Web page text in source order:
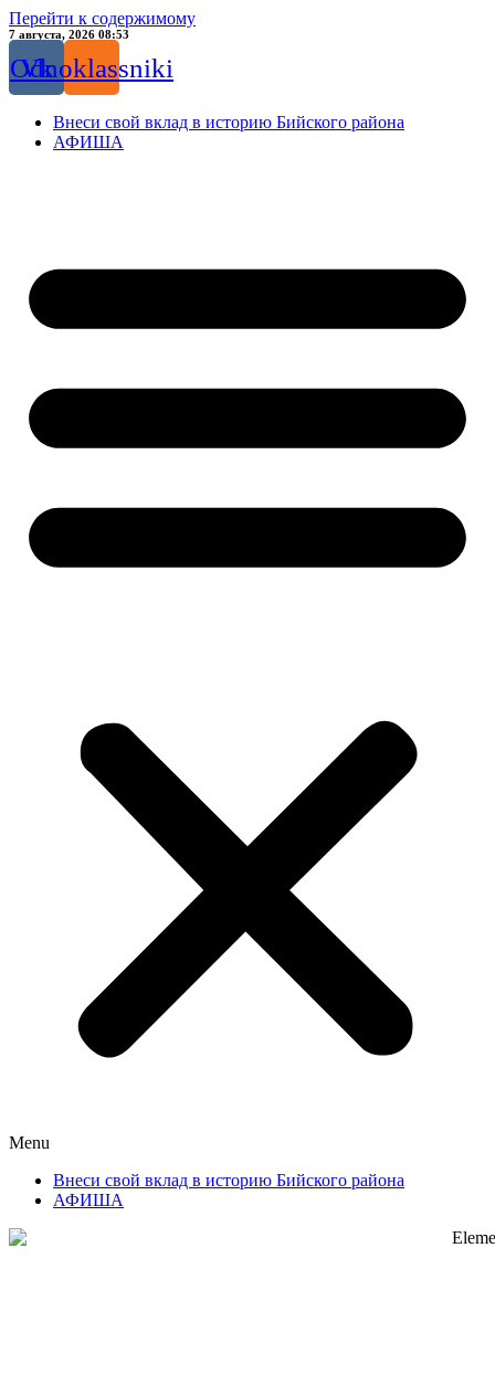
Перейти к содержимому
7 августа, 2026 08:53
Vk
Odnoklassniki
Внеси свой вклад в историю Бийского района
АФИША
Menu
Внеси свой вклад в историю Бийского района
АФИША